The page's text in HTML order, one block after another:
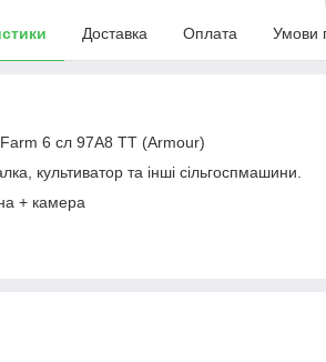
Доставка Оплата Умови
6 сл 97A8 TT (Armour)
культиватор та інші сільгоспмашини.
+ камера